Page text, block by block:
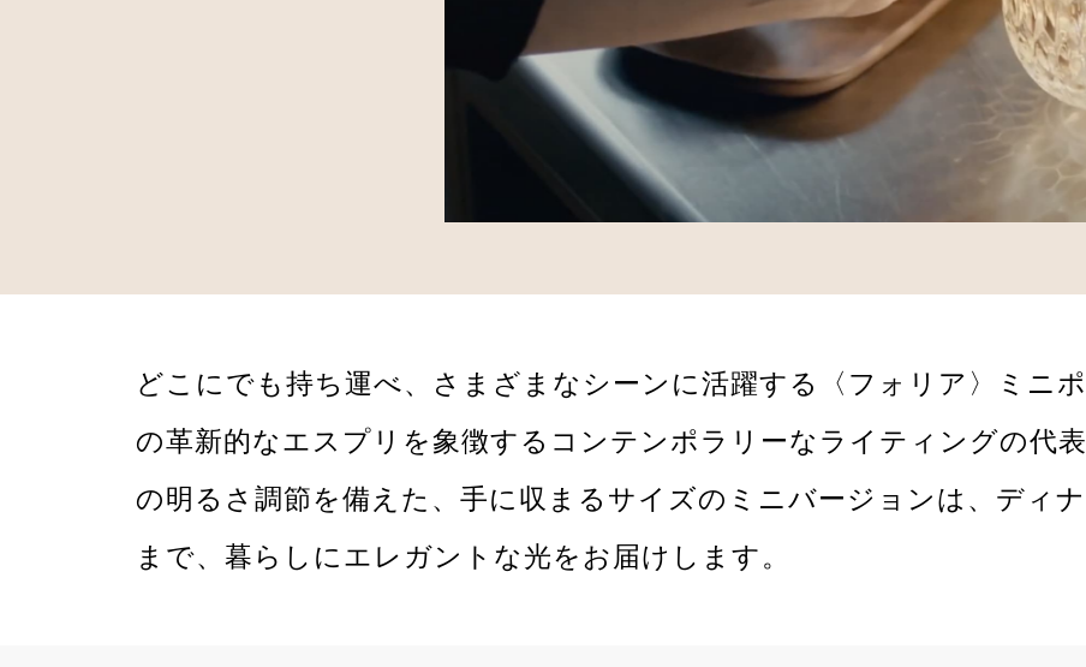
どこにでも持ち運べ、さまざまなシーンに活躍する〈フォリア〉ミニ
の革新的なエスプリを象徴するコンテンポラリーなライティングの代
の明るさ調節を備えた、手に収まるサイズのミニバージョンは、ディ
まで、暮らしにエレガントな光をお届けします。